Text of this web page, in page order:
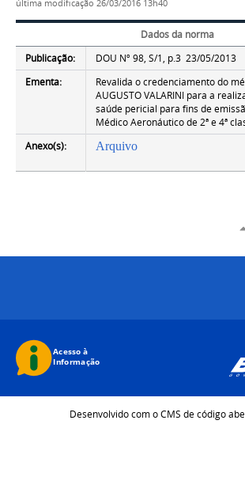
última modificação 26/03/2016 13h40
Dados da norma
Publicação:
DOU Nº 98, S/1, p.3 23/05/2013
Ementa:
Revalida o credenciamento do
AUGUSTO VALARINI para a
saúde pericial para fins de
Médico Aeronáutico de 2ª e 4ª
Anexo(s):
Arquivo
Desenvolvido com o CMS de código